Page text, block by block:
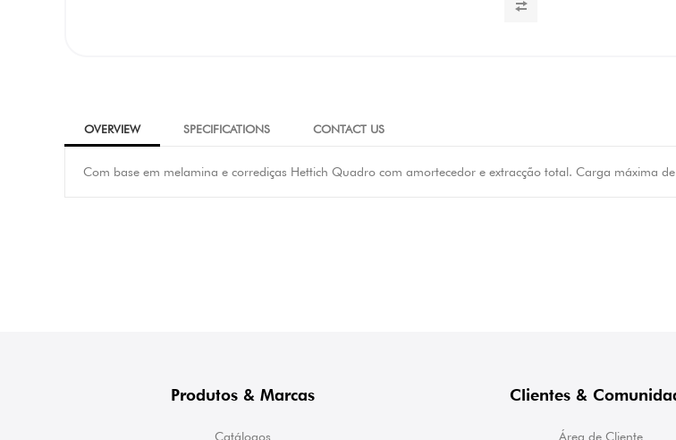
OVERVIEW SPECIFICATIONS CONTACT US
Com base em melamina e corrediças Hettich Quadro com amortecedor e extracção total. Carga máxima
Produtos & Marcas
Catálogos
Clientes &
Área de Cliente